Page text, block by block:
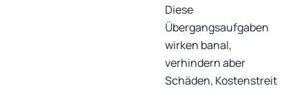
Diese
Übergangsaufgaben
wirken banal,
verhindern aber
Schäden, Kostenstreit